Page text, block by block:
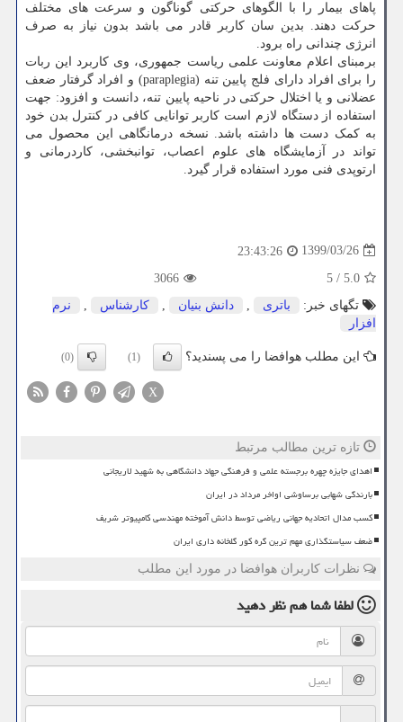
پاهای بیمار را با الگوهای حرکتی گوناگون و سرعت های مختلف
حرکت دهند. بدین سان کاربر قادر می باشد بدون نیاز به صرف
انرژی چندانی راه برود.
برمبنای اعلام معاونت علمی ریاست جمهوری، وی کاربرد این ربات
را برای افراد دارای فلج پایین تنه (paraplegia) و افراد گرفتار ضعف
عضلانی و یا اختلال حرکتی در ناحیه پایین تنه، دانست و افزود: جهت
استفاده از دستگاه لازم است کاربر توانایی کافی در کنترل بدن خود
به کمک دست ها داشته باشد. نسخه درمانگاهی این محصول می
تواند در آزمایشگاه های علوم اعصاب، توانبخشی، کاردرمانی و
ارتوپدی فنی مورد استفاده قرار گیرد.
1399/03/26
23:43:26
5.0
/
5
3066
تگهای خبر:
باتری , دانش بنیان , كارشناس ,
نرم
افزار
این مطلب هوافضا را می پسندید؟ (1)
(0)
X
تازه ترین مطالب مرتبط
اهدای جایزه چهره برجسته علمی و فرهنگی جهاد دانشگاهی به شهید لاریجانی
بارندگی شهابی برساوشی اواخر مرداد در ایران
کسب مدال اتحادیه جهانی ریاضی توسط دانش آموخته مهندسی کامپیوتر شریف
ضعف سیاستگذاری مهم ترین گره کور گلخانه داری ایران
نظرات کاربران هوافضا در مورد این مطلب
لطفا شما همنظر دهید